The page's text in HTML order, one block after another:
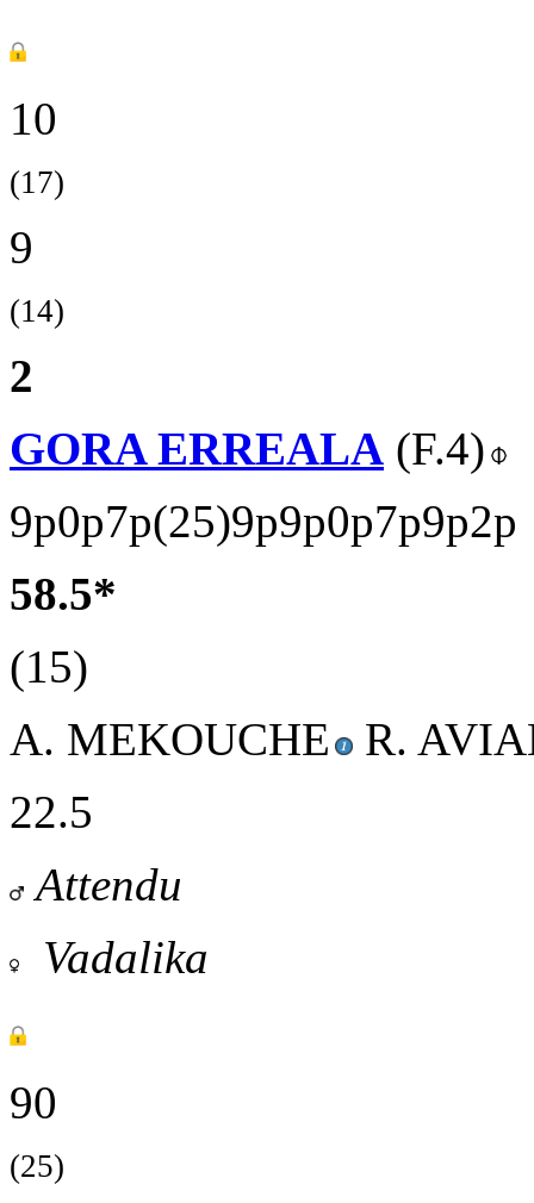
10
(17)
9
(14)
2
GORA ERREALA (F.4)
9p0p7p(25)9p9p0p7p9p2p
58.5*
(15)
A. MEKOUCHE
R.
22.5
Attendu
Vadalika
90
(25)